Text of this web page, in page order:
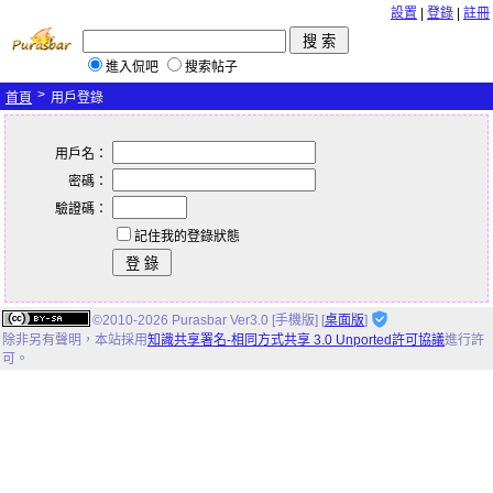
設置 登錄 註冊
進入侃吧
搜索帖子
首頁 > 用戶登錄
用戶名：
密碼：
驗證碼：
記住我的登錄狀態
©2010-2026 Purasbar Ver3.0 [手機版] [桌面版]
除非另有聲明， 本站採用知識共享署名-相同方式共享 3.0 Unported許可協議進行許
可。